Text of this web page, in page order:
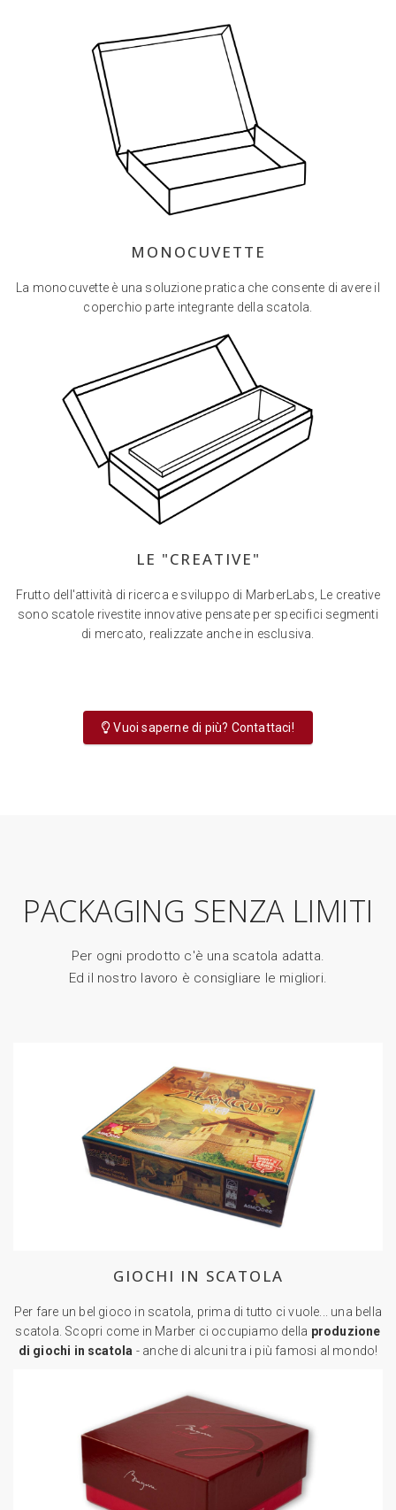
MONOCUVETTE
La monocuvette è una soluzione pratica che consente di avere il
coperchio parte integrante della scatola.
LE "CREATIVE"
Frutto dell'attività di ricerca e sviluppo di MarberLabs, Le creative
sono scatole rivestite innovative pensate per specifici segmenti
di mercato, realizzate anche in esclusiva.
Vuoi saperne di più? Contattaci!
PACKAGING SENZA LIMITI
Per ogni prodotto c'è una scatola adatta.
Ed il nostro lavoro è consigliare le migliori.
GIOCHI IN SCATOLA
Per fare un bel gioco in scatola, prima di tutto ci vuole... una bella
scatola. Scopri come in Marber ci occupiamo della produzione
di giochi in scatola - anche di alcuni tra i più famosi al mondo!